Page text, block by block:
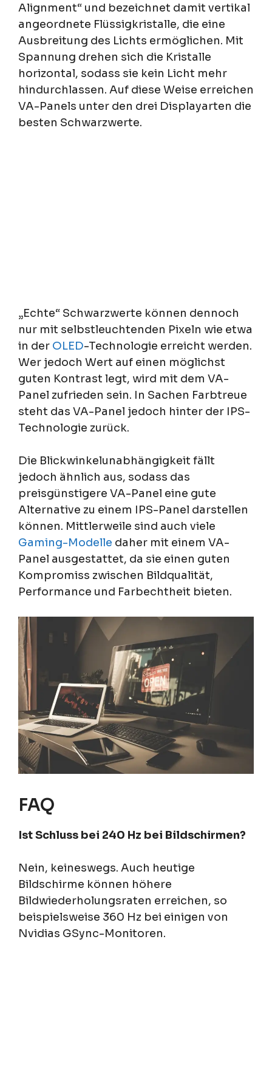
Alignment“ und bezeichnet damit vertikal
angeordnete Flüssigkristalle, die eine
Ausbreitung des Lichts ermöglichen. Mit
Spannung drehen sich die Kristalle
horizontal, sodass sie kein Licht mehr
hindurchlassen. Auf diese Weise erreichen
VA-Panels unter den drei Displayarten die
besten Schwarzwerte.
„Echte“ Schwarzwerte können dennoch
nur mit selbstleuchtenden Pixeln wie etwa
in der OLED-Technologie erreicht werden.
Wer jedoch Wert auf einen möglichst
guten Kontrast legt, wird mit dem VA-
Panel zufrieden sein. In Sachen Farbtreue
steht das VA-Panel jedoch hinter der IPS-
Technologie zurück.
Die Blickwinkelunabhängigkeit fällt
jedoch ähnlich aus, sodass das
preisgünstigere VA-Panel eine gute
Alternative zu einem IPS-Panel darstellen
können. Mittlerweile sind auch viele
Gaming-Modelle daher mit einem VA-
Panel ausgestattet, da sie einen guten
Kompromiss zwischen Bildqualität,
Performance und Farbechtheit bieten.
FAQ
Ist Schluss bei 240 Hz bei Bildschirmen?
Nein, keineswegs. Auch heutige
Bildschirme können höhere
Bildwiederholungsraten erreichen, so
beispielsweise 360 Hz bei einigen von
Nvidias GSync-Monitoren.